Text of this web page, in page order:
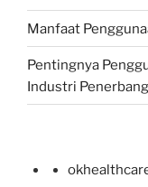
Manfaat
Pentingnya
Industri